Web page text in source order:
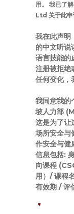
用。 我已了
Ltd 关于此申
我在此声明
的中文听说
语言技能的
注册被拒绝
任何变化，
我同意我的
坡人力部
这是为了让
场所安全与
作安全与健
信息包括:
向课程
用）/ 课程
有效期 / 评
*